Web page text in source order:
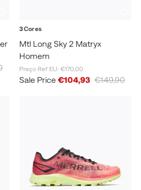
3 Cores
Mtl Long Sky 2 Matryx
Homem
Preço Ref EU: €170,00
Sale Price €104,93 €149,90